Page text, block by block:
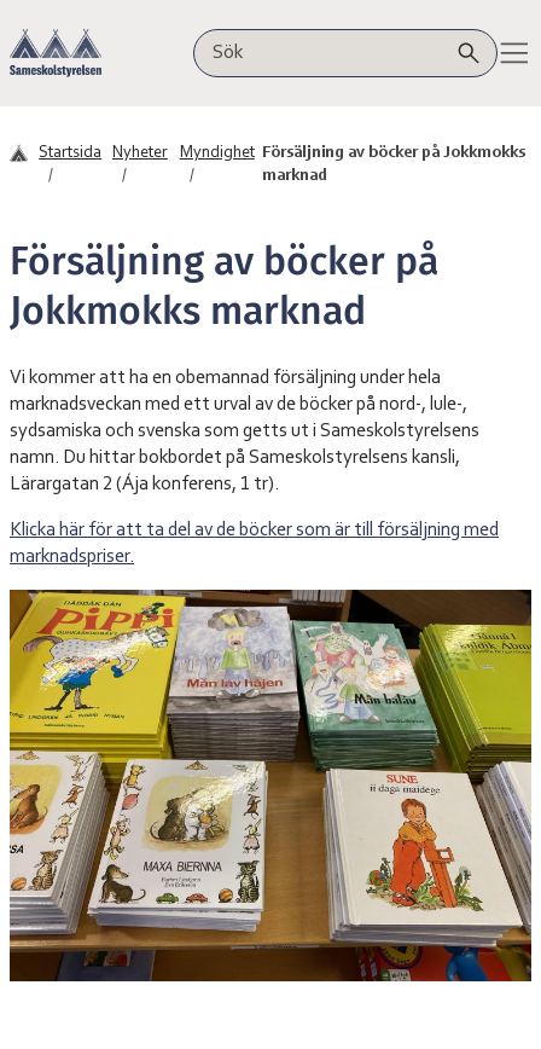
Sameskolstyrelsen
Sök på webbplatsen
Startsida Nyheter Myndighet Försäljning av böcker på Jokkmokks
marknad
Försäljning av böcker på
Jokkmokks marknad
Vi kommer att ha en obemannad försäljning under hela
marknadsveckan med ett urval av de böcker på nord-, lule-,
sydsamiska och svenska som getts ut i Sameskolstyrelsens
namn. Du hittar bokbordet på Sameskolstyrelsens kansli,
Lärargatan 2 (Ája konferens, 1 tr).
Klicka här för att ta del av de böcker som är till försäljning med
marknadspriser.